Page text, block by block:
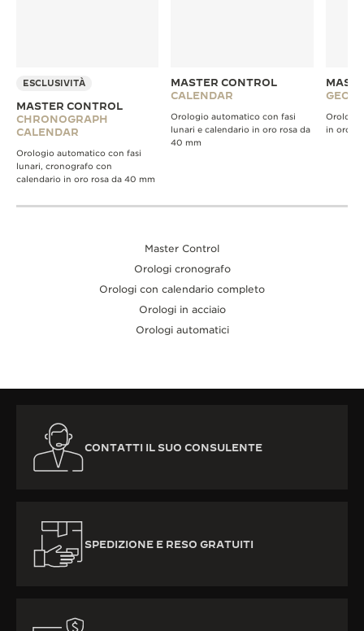
ESCLUSIVITÀ
MASTER CONTROL
CHRONOGRAPH
CALENDAR
Orologio automatico con fasi
lunari, cronografo con
calendario in oro rosa da 40 mm
MASTER CONTROL
CALENDAR
Orologio automatico con fasi
lunari e calendario in oro rosa da
40 mm
in oro
Master Control
Orologi cronografo
Orologi con calendario completo
Orologi in acciaio
Orologi automatici
CONTATTI IL SUO CONSULENTE
SPEDIZIONE E RESO GRATUITI